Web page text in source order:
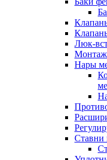
Люк-
Нары
Ставни